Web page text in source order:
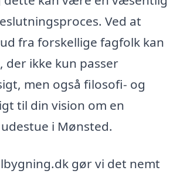
Ved at
fra forskellige fagfolk kan
der ikke kun passer
men også filosofi- og
til din vision om en
i Mønsted.
gør vi det nemt